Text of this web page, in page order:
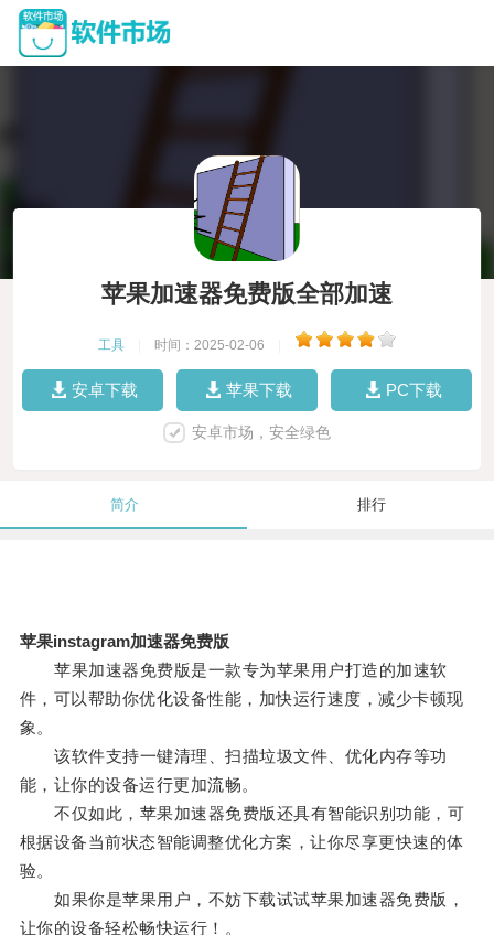
苹果加速器免费版全部加速
工具 时间：2025-02-06
安卓下载 苹果下载 PC下载
安卓市场，安全绿色
简介 排行
苹果instagram加速器免费版
苹果加速器免费版是一款专为苹果用户打造的加速软
件，可以帮助你优化设备性能，加快运行速度，减少卡顿现
象。
该软件支持一键清理、扫描垃圾文件、优化内存等功
能，让你的设备运行更加流畅。
不仅如此，苹果加速器免费版还具有智能识别功能，可
根据设备当前状态智能调整优化方案，让你尽享更快速的体
验。
如果你是苹果用户，不妨下载试试苹果加速器免费版，
让你的设备轻松畅快运行！。